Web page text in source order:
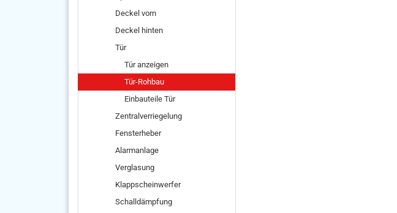
Deckel vorn
Deckel hinten
Tür
Tür anzeigen
Tür-Rohbau
Einbauteile Tür
Zentralverriegelung
Fensterheber
Alarmanlage
Verglasung
Klappscheinwerfer
Schalldämpfung